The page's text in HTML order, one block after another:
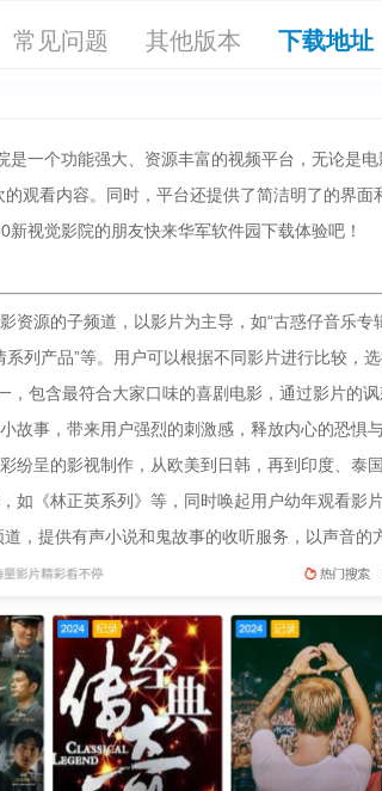
常见问题 其他版本 下载地址
是一个功能强大、资源丰富的视频平台，无论是
的观看内容。同时，平台还提供了简洁明了的界
新视觉影院的朋友快来华军软件园下载体验吧！
资源的子频道，以影片为主导，如“古惑仔音乐专
系列产品”等。用户可以根据不同影片进行比较，
，包含最符合大家口味的喜剧电影，通过影片的
故事，带来用户强烈的刺激感，释放内心的恐惧与
纷呈的影视制作，从欧美到日韩，再到印度、泰
如《林正英系列》等，同时唤起用户幼年观看影片
，提供有声小说和鬼故事的收听服务，以声音的